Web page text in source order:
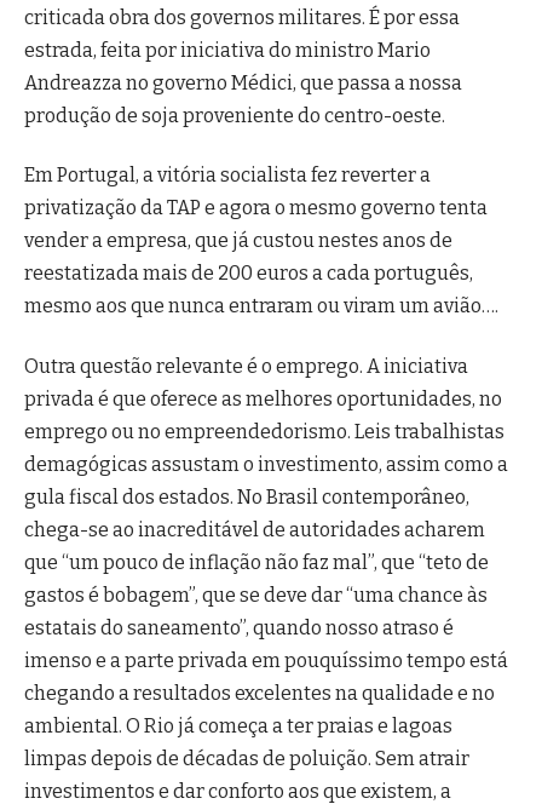
criticada obra dos governos militares. É por essa
estrada, feita por iniciativa do ministro Mario
Andreazza no governo Médici, que passa a nossa
produção de soja proveniente do centro-oeste.
Em Portugal, a vitória socialista fez reverter a
privatização da TAP e agora o mesmo governo tenta
vender a empresa, que já custou nestes anos de
reestatizada mais de 200 euros a cada português,
mesmo aos que nunca entraram ou viram um avião….
Outra questão relevante é o emprego. A iniciativa
privada é que oferece as melhores oportunidades, no
emprego ou no empreendedorismo. Leis trabalhistas
demagógicas assustam o investimento, assim como a
gula fiscal dos estados. No Brasil contemporâneo,
chega-se ao inacreditável de autoridades acharem
que “um pouco de inflação não faz mal”, que “teto de
gastos é bobagem”, que se deve dar “uma chance às
estatais do saneamento”, quando nosso atraso é
imenso e a parte privada em pouquíssimo tempo está
chegando a resultados excelentes na qualidade e no
ambiental. O Rio já começa a ter praias e lagoas
limpas depois de décadas de poluição. Sem atrair
investimentos e dar conforto aos que existem, a